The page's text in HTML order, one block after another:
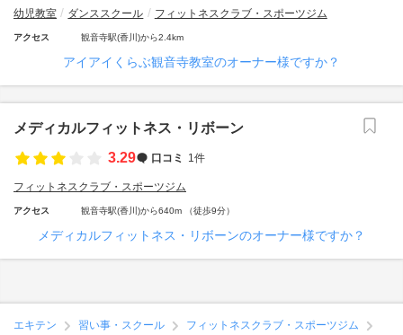
幼児教室 ダンススクール フィットネスクラブ・スポーツジム
アクセス 観音寺駅(香川)から2.4km
アイアイくらぶ観音寺教室のオーナー様ですか？
メディカルフィットネス・リボーン
3.29
口コミ 1件
フィットネスクラブ・スポーツジム
アクセス 観音寺駅(香川)から640m （徒歩9分）
メディカルフィットネス・リボーンのオーナー様ですか？
エキテン 習い事・スクール
フィットネスクラブ・スポーツジム